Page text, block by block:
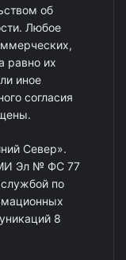
об
Любое
равно их
иное
согласия
Север».
Эл № ФС 77
по
8